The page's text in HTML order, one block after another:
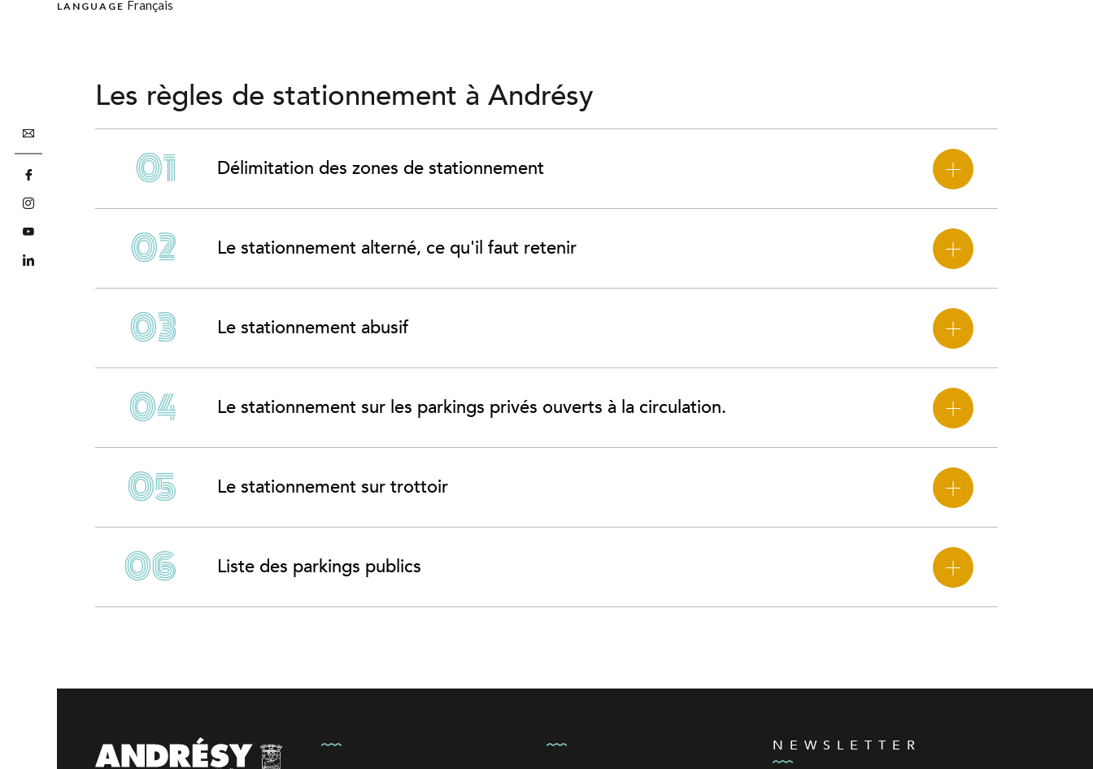
LANGUAGE Français
Les règles de stationnement à Andrésy
Délimitation des zones de stationnement
Le stationnement alterné, ce qu'il faut retenir
Le stationnement abusif
Le stationnement sur les parkings privés ouverts à la circulation.
Le stationnement sur trottoir
Liste des parkings publics
NEWSLETTER